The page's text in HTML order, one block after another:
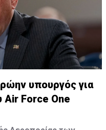
υπουργός για
Air Force One